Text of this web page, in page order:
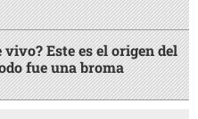
vivo? Este es el origen del
fue una broma